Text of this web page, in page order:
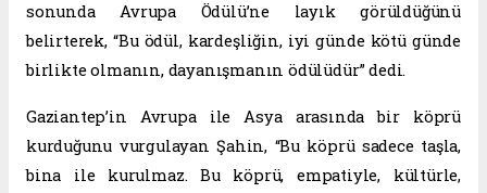
sonunda Avrupa Ödülü’ne layık görüldüğünü
belirterek, “Bu ödül, kardeşliğin, iyi günde kötü günde
birlikte olmanın, dayanışmanın ödülüdür” dedi.
Gaziantep’in Avrupa ile Asya arasında bir köprü
kurduğunu vurgulayan Şahin, “Bu köprü sadece taşla,
bina ile kurulmaz. Bu köprü, empatiyle, kültürle,